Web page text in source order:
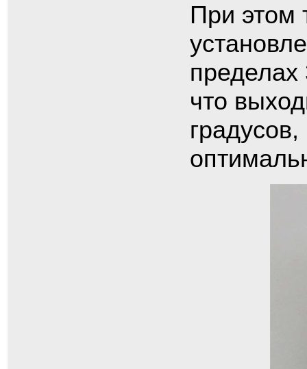
При этом
пределах
что